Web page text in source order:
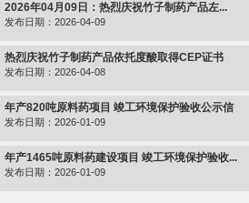
2026年04月09日：热烈庆祝竹子制药产品左...
发布日期：2026-04-09
热烈庆祝竹子制药产品依托度酸取得CEP证书
发布日期：2026-04-08
年产820吨原料药项目 竣工环境保护验收公示信
发布日期：2026-01-09
年产1465吨原料药建设项目 竣工环境保护验收...
发布日期：2026-01-09